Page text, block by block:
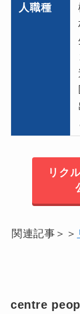
人職種
リク
関連記事＞＞
centre